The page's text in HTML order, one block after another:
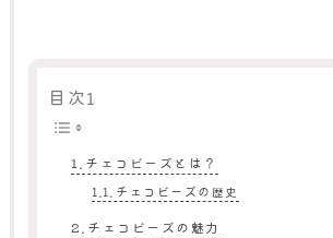
目次1
チェコビーズとは？
チェコビーズの歴史
チェコビーズの魅力